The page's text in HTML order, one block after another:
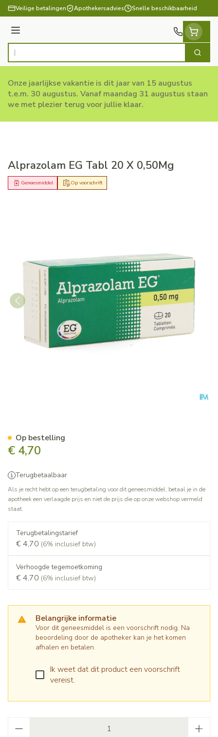
Ga naar de inhoud
Veilige betalingen Apothekersadvies Snelle beschikbaarheid
Menu
Product, merk, categorie... Zoek
Onze jaarlijkse vakantie is dit jaar van 15 augustus
t.e.m. 30 augustus. Vanaf maandag 31 augustus staan
we met plezier terug voor jullie klaar.
Alprazolam EG Tabl 20 X 0,50Mg
Op voorschrift
Geneesmiddel
€ 4,70
Terugbetaalbaar
Als je recht hebt op een terugbetaling voor dit geneesmiddel, betaal je in de
apotheek een verlaagde prijs en niet de prijs die op onze webshop vermeld
staat.
Terugbetalingstarief
€ 4,70 (6% inclusief btw)
Verhoogde tegemoetkoming
€ 4,70 (6% inclusief btw)
Belangrijke informatie
Voor dit geneesmiddel is een voorschrift nodig. Na
beoordeling door de apotheker kan je het komen
afhalen en betalen.
Ik weet dat dit product een voorschrift
vereist.
Op bestelling